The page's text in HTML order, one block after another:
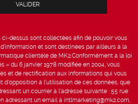
ci-dessus sont collectées afin de pouvoir vous
et sont destinées par ailleurs à la
clientèle de MK2.Conformément à la loi
» du 6 janvier 1978 modifiée en 2004, vous
et de rectification aux informations qui vous
d’opposition à l’utilisation de ces données, que
un courrier à l’adresse suivante : 55 rue
adressant un email à intlmarketing@mk2.com,